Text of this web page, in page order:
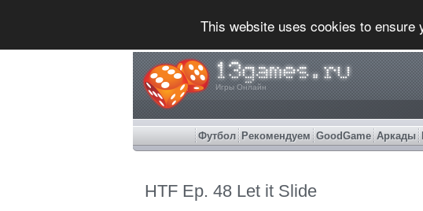
This website uses cookies to ensure
Игры Онлайн
Футбол Рекомендуем GoodGame Аркады
HTF Ep. 48 Let it Slide